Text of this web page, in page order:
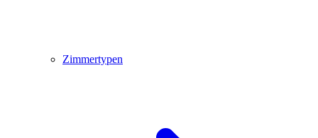
Zimmertypen